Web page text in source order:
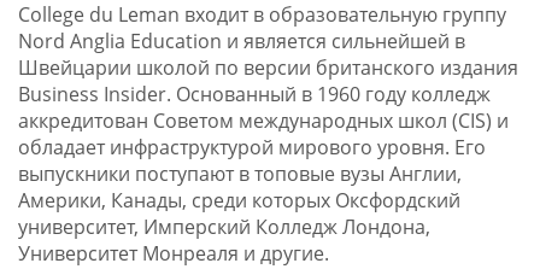
College du Leman входит в образовательную группу
Nord Anglia Education и является сильнейшей в
Швейцарии школой по версии британского издания
Business Insider. Основанный в 1960 году колледж
аккредитован Советом международных школ (CIS) и
обладает инфраструктурой мирового уровня. Его
выпускники поступают в топовые вузы Англии,
Америки, Канады, среди которых Оксфордский
университет, Имперский Колледж Лондона,
Университет Монреаля и другие.